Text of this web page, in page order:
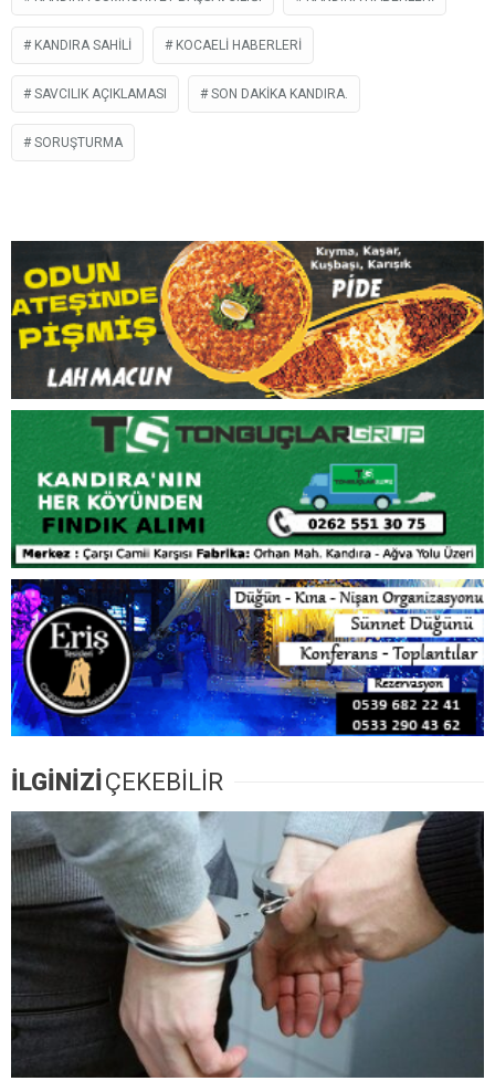
titizlikle yürütüldüğünü belirtti.
Gözaltı Kararı Verilecek
Başsavcılık tarafından yapılan açıklamada,
görüntülerdeki kişilerin tespit edilmesi halinde her iki
şahıs hakkında da gözaltı kararı uygulanacağı ifade
ADLI SORUŞTURMA HAYASIZCA HAREKETLER
KANDIRA CUMHURIYET BAŞSAVCILIĞI KANDIRA HABERLERI
KANDIRA SAHILI KOCAELI HABERLERI
SAVCILIK AÇIKLAMASI SON DAKIKA KANDIRA.
SORUŞTURMA